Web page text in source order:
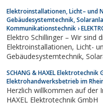
Elektroinstallationen, Licht– und
Gebäudesystemtechnik,
Kommunikationstechnik ›
Elektro Schillinger – Wir sind
Elektroinstallationen, Licht- und Netzwerktechnik,
SCHANG & HAXEL Elektrotechnik
Elektrohandwerksbetrieb im
Herzlich willkommen auf der
HAXEL Elektrotechnik GmbH